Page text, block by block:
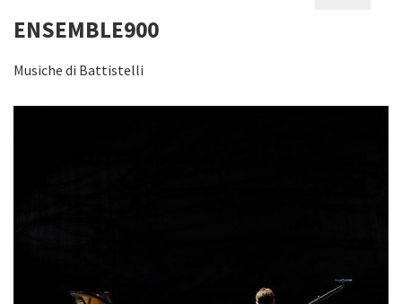
ENSEMBLE900
Musiche di Battistelli